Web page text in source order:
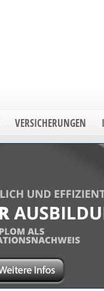
VERSICHERUNGEN